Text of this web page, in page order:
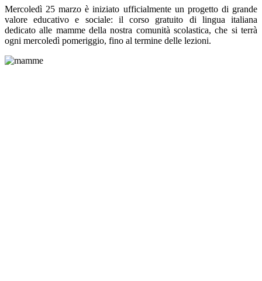
Mercoledì 25 marzo è iniziato ufficialmente un progetto di grande
valore educativo e sociale: il corso gratuito di lingua italiana
dedicato alle mamme della nostra comunità scolastica, che si terrà
ogni mercoledì pomeriggio, fino al termine delle lezioni.